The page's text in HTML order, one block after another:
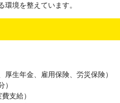
境を整えています。
生年金、雇用保険、労災保険）
支給）